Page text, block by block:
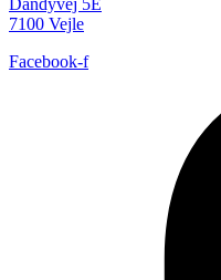
Dandyvej 5E
7100 Vejle
Facebook-f